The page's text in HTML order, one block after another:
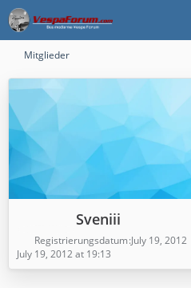
Mitglieder
Sveniii
Registrierungsdatum July 19, 2012
July 19, 2012 at 19:13